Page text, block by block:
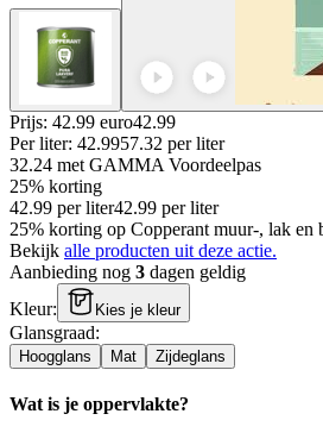
Prijs: 42.99 euro42.99
Per liter: 42.9957.32 per liter
32.24 met GAMMA Voordeelpas
25% korting
42.99 per liter42.99 per liter
25% korting op Copperant muur-, lak
Bekijk alle producten uit deze actie.
Aanbieding nog 3 dagen geldig
Kleur: Kies je kleur
Glansgraad:
Hoogglans Mat Zijdeglans
Wat is je oppervlakte?